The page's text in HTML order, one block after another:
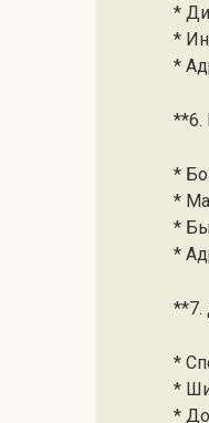
*
*
*
**6.
*
*
*
*
**7.
*
*
*